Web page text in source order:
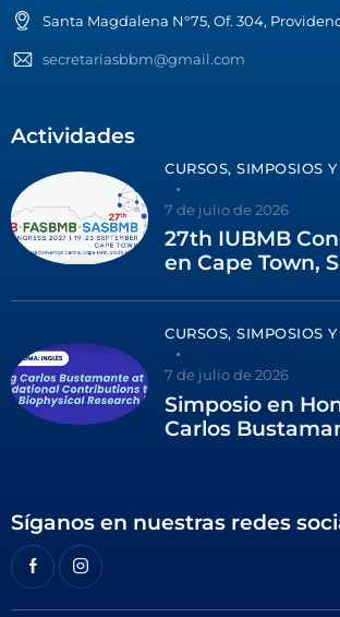
Santa Magdalena N°75, Of. 304,
secretariasbbm@gmail.com
Actividades
CURSOS, SIMPOSIOS
7 de julio de 2026
27th IUBMB
en Cape Town,
CURSOS, SIMPOSIOS
7 de julio de 2026
Simposio en
Carlos
Síganos en nuestras redes